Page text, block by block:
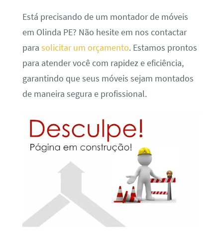
Está precisando de um montador de móveis
em Olinda PE? Não hesite em nos contactar
para solicitar um orçamento. Estamos prontos
para atender você com rapidez e eficiência,
garantindo que seus móveis sejam montados
de maneira segura e profissional.